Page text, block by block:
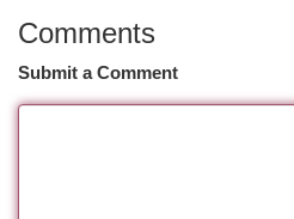
Comments
Submit a Comment